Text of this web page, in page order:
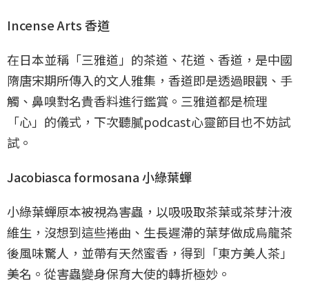
Incense Arts 香道
在日本並稱「三雅道」的茶道、花道、香道，是中國
隋唐宋期所傳入的文人雅集，香道即是透過眼觀、手
觸、鼻嗅對名貴香料進行鑑賞。三雅道都是梳理
「心」的儀式，下次聽膩podcast心靈節目也不妨試
試。
Jacobiasca formosana 小綠葉蟬
小綠葉蟬原本被視為害蟲，以吸吸取茶葉或茶芽汁液
維生，沒想到這些捲曲、生長遲滯的葉芽做成烏龍茶
後風味驚人，並帶有天然蜜香，得到「東方美人茶」
美名。從害蟲變身保育大使的轉折極妙。